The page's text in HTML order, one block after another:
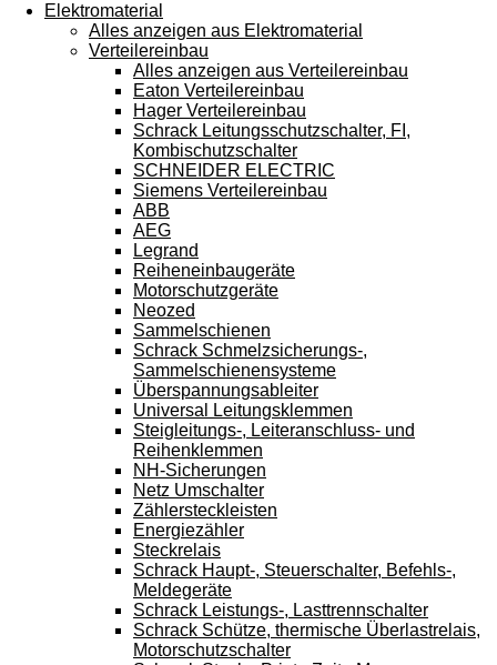
können
Touch-
und
Streichgesten
verwenden.
Elektromaterial
Alles anzeigen aus Elektromaterial
Verteilereinbau
Alles anzeigen aus Verteilereinbau
Eaton Verteilereinbau
Hager Verteilereinbau
Schrack Leitungsschutzschalter, FI,
Kombischutzschalter
SCHNEIDER ELECTRIC
Siemens Verteilereinbau
ABB
AEG
Legrand
Reiheneinbaugeräte
Motorschutzgeräte
Neozed
Sammelschienen
Schrack Schmelzsicherungs-,
Sammelschienensysteme
Überspannungsableiter
Universal Leitungsklemmen
Steigleitungs-, Leiteranschluss- und
Reihenklemmen
NH-Sicherungen
Netz Umschalter
Zählersteckleisten
Energiezähler
Steckrelais
Schrack Haupt-, Steuerschalter, Befehls-,
Meldegeräte
Schrack Leistungs-, Lasttrennschalter
Schrack Schütze, thermische Überlastrelais,
Motorschutzschalter